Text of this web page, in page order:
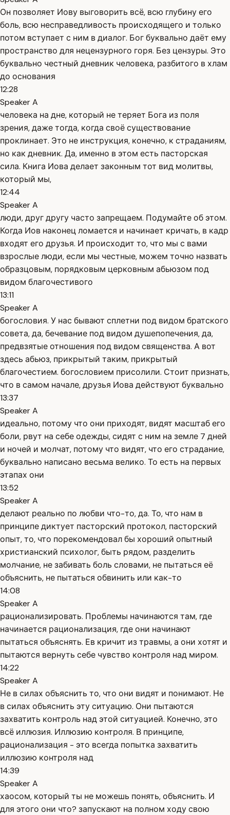
Он позволяет Иову выговорить всё, всю глубину его
боль, всю несправедливость происходящего и только
потом вступает с ним в диалог. Бог буквально даёт ему
пространство для нецензурного горя. Без цензуры. Это
буквально честный дневник человека, разбитого в хлам
до основания
12:28
Speaker A
человека на дне, который не теряет Бога из поля
зрения, даже тогда, когда своё существование
проклинает. Это не инструкция, конечно, к страданиям,
но как дневник. Да, именно в этом есть пасторская
сила. Книга Иова делает законным тот вид молитвы,
который мы,
12:44
Speaker A
люди, друг другу часто запрещаем. Подумайте об этом.
Когда Иов наконец ломается и начинает кричать, в кадр
входят его друзья. И происходит то, что мы с вами
взрослые люди, если мы честные, можем точно назвать
образцовым, порядковым церковным абьюзом под
видом благочестивого
13:11
Speaker A
богословия. У нас бывают сплетни под видом братского
совета, да, бечевание под видом душепопечения, да,
предвзятые отношения под видом священства. А вот
здесь абьюз, прикрытый таким, прикрытый
благочестием. богословием присолили. Стоит признать,
что в самом начале, друзья Иова действуют буквально
13:37
Speaker A
идеально, потому что они приходят, видят масштаб его
боли, рвут на себе одежды, сидят с ним на земле 7 дней
и ночей и молчат, потому что видят, что его страдание,
буквально написано весьма велико. То есть на первых
этапах они
13:52
Speaker A
делают реально по любви что-то, да. То, что нам в
принципе диктует пасторский протокол, пасторский
опыт, то, что порекомендовал бы хороший опытный
христианский психолог, быть рядом, разделить
молчание, не забивать боль словами, не пытаться её
объяснить, не пытаться обвинить или как-то
14:08
Speaker A
рационализировать. Проблемы начинаются там, где
начинается рационализация, где они начинают
пытаться объяснять. Ев кричит из травмы, а они хотят и
пытаются вернуть себе чувство контроля над миром.
14:22
Speaker A
Не в силах объяснить то, что они видят и понимают. Не
в силах объяснить эту ситуацию. Они пытаются
захватить контроль над этой ситуацией. Конечно, это
всё иллюзия. Иллюзию контроля. В принципе,
рационализация - это всегда попытка захватить
иллюзию контроля над
14:39
Speaker A
хаосом, который ты не можешь понять, объяснить. И
для этого они что? запускают на полном ходу свою